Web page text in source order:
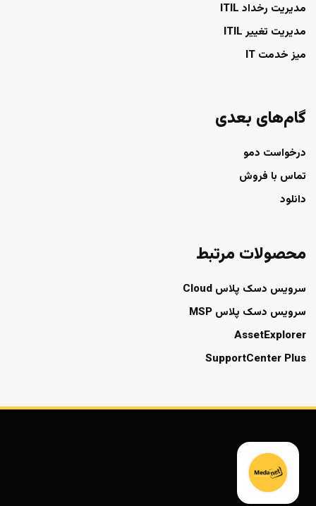
مدیریت رخداد ITIL
مدیریت تغییر ITIL
میز خدمت IT
گام‌های بعدی
درخواست دمو
تماس با فروش
دانلود
محصولات مرتبط
سرویس دسک پلاس Cloud
سرویس دسک پلاس MSP
AssetExplorer
SupportCenter Plus